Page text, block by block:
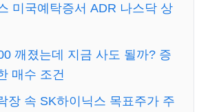
미국예탁증서 ADR 나스닥 상
깨졌는데 지금 사도 될까? 증
매수 조건
장 속 SK하이닉스 목표주가 주